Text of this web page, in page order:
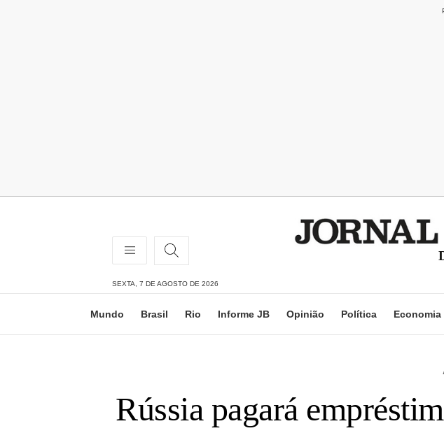
SEXTA, 7 DE AGOSTO DE 2026
Mundo Brasil Rio Informe JB Opinião Política Economia
Rússia pagará